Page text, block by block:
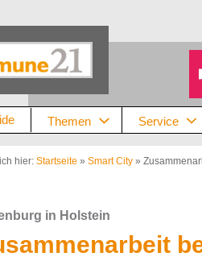
Themen Service
hier: Startseite » Smart City »
in Holstein